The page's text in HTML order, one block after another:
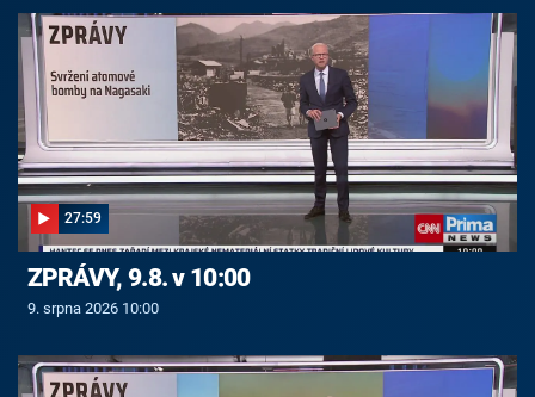
27:59
ZPRÁVY, 9.8. v 10:00
9. srpna 2026 10:00